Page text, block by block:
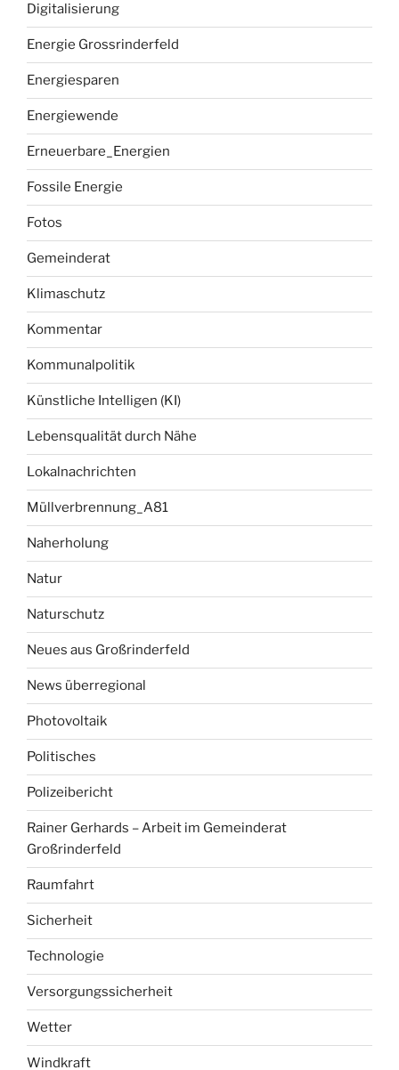
Digitalisierung
Energie Grossrinderfeld
Energiesparen
Energiewende
Erneuerbare_Energien
Fossile Energie
Fotos
Gemeinderat
Klimaschutz
Kommentar
Kommunalpolitik
Künstliche Intelligen (KI)
Lebensqualität durch Nähe
Lokalnachrichten
Müllverbrennung_A81
Naherholung
Natur
Naturschutz
Neues aus Großrinderfeld
News überregional
Photovoltaik
Politisches
Polizeibericht
Rainer Gerhards – Arbeit im Gemeinderat
Großrinderfeld
Raumfahrt
Sicherheit
Technologie
Versorgungssicherheit
Wetter
Windkraft